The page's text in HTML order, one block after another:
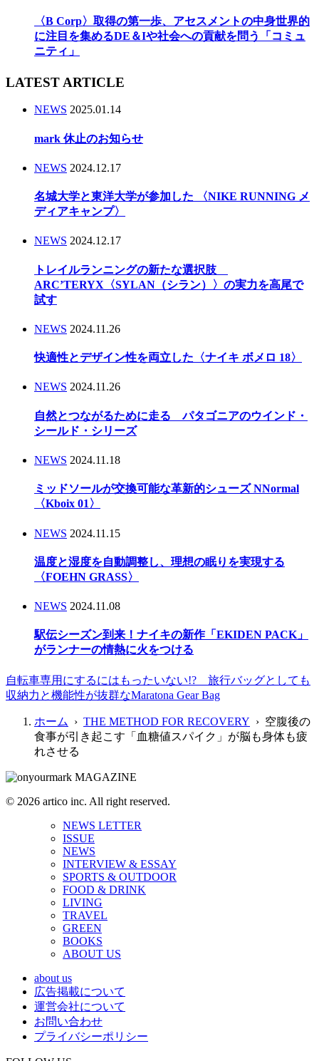
〈B Corp〉取得の第一歩、アセスメントの中身世界的
に注目を集めるDE＆Iや社会への貢献を問う「コミュ
ニティ」
LATEST ARTICLE
NEWS 2025.01.14
mark 休止のお知らせ
NEWS 2024.12.17
名城大学と東洋大学が参加した 〈NIKE RUNNING メ
ディアキャンプ〉
NEWS 2024.12.17
トレイルランニングの新たな選択肢
ARC’TERYX〈SYLAN（シラン）〉の実力を高尾で
試す
NEWS 2024.11.26
快適性とデザイン性を両立した〈ナイキ ボメロ 18〉
NEWS 2024.11.26
自然とつながるために走る パタゴニアのウインド・
シールド・シリーズ
NEWS 2024.11.18
ミッドソールが交換可能な革新的シューズ NNormal
〈Kboix 01〉
NEWS 2024.11.15
温度と湿度を自動調整し、理想の眠りを実現する
〈FOEHN GRASS〉
NEWS 2024.11.08
駅伝シーズン到来！ナイキの新作「EKIDEN PACK」
がランナーの情熱に火をつける
自転車専用にするにはもったいない!? 旅行バッグとしても
収納力と機能性が抜群なMaratona Gear Bag
ホーム › THE METHOD FOR RECOVERY › 空腹後の
食事が引き起こす「血糖値スパイク」が脳も身体も疲
れさせる
© 2026 artico inc. All right reserved.
NEWS LETTER
ISSUE
NEWS
INTERVIEW & ESSAY
SPORTS & OUTDOOR
FOOD & DRINK
LIVING
TRAVEL
GREEN
BOOKS
ABOUT US
about us
広告掲載について
運営会社について
お問い合わせ
プライバシーポリシー